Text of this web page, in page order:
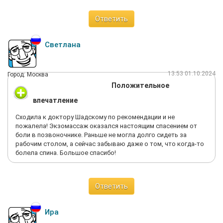
Ответить
Светлана
Город: Москва 13:53 01.10.2024
Положительное
впечатление
Сходила к доктору Шадскому по рекомендации и не
пожалела! Экзомассаж оказался настоящим спасением от
боли в позвоночнике. Раньше не могла долго сидеть за
рабочим столом, а сейчас забываю даже о том, что когда-то
болела спина. Большое спасибо!
Ответить
Ира